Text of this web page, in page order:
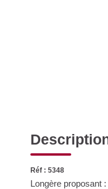
Réf : 5348
Longère proposant